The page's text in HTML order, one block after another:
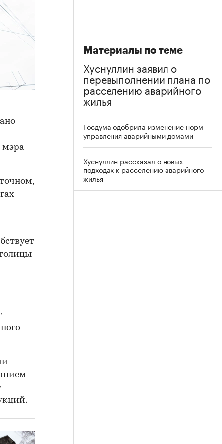
мэра
Материалы по теме
Хуснуллин заявил о
перевыполнении плана по
расселению аварийного
жилья
Госдума одобрила изменение норм
управления аварийными домами
Хуснуллин рассказал о новых
подходах к расселению аварийного
жилья